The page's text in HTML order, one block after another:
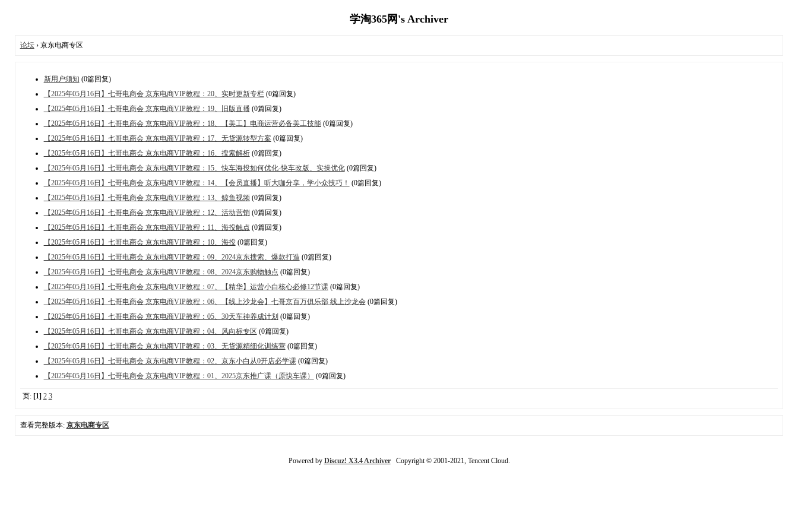
学淘365网's Archiver
论坛› 京东电商专区
新用户须知 (0篇回复)
【2025年05月16日】七哥电商会 京东电商VIP教程：20、实时更新专栏(0篇回复)
【2025年05月16日】七哥电商会 京东电商VIP教程：19、旧版直播(0篇回复)
【2025年05月16日】七哥电商会 京东电商VIP教程：18、【美工】电商运营必备美工技能(0篇回复)
【2025年05月16日】七哥电商会 京东电商VIP教程：17、无货源转型方案 (0篇回复)
【2025年05月16日】七哥电商会 京东电商VIP教程：16、搜索解析(0篇回复)
【2025年05月16日】七哥电商会 京东电商VIP教程：15、快车海投如何优化-快车改版、实操优化(0篇回复)
【2025年05月16日】七哥电商会 京东电商VIP教程：14、【会员直播】听大咖分享，学小众技巧！ (0篇回复)
【2025年05月16日】七哥电商会 京东电商VIP教程：13、鲸鱼视频(0篇回复)
【2025年05月16日】七哥电商会 京东电商VIP教程：12、活动营销(0篇回复)
【2025年05月16日】七哥电商会 京东电商VIP教程：11、海投触点 (0篇回复)
【2025年05月16日】七哥电商会 京东电商VIP教程：10、海投(0篇回复)
【2025年05月16日】七哥电商会 京东电商VIP教程：09、2024京东搜索、爆款打造 (0篇回复)
【2025年05月16日】七哥电商会 京东电商VIP教程：08、2024京东购物触点 (0篇回复)
【2025年05月16日】七哥电商会 京东电商VIP教程：07、【精华】运营小白核心必修12节课(0篇回复)
【2025年05月16日】七哥电商会 京东电商VIP教程：06、【线上沙龙会】七哥京百万俱乐部 线上沙龙会(0篇回复)
【2025年05月16日】七哥电商会 京东电商VIP教程：05、30天车神养成计划 (0篇回复)
【2025年05月16日】七哥电商会 京东电商VIP教程：04、风向标专区 (0篇回复)
【2025年05月16日】七哥电商会 京东电商VIP教程：03、无货源精细化训练营(0篇回复)
【2025年05月16日】七哥电商会 京东电商VIP教程：02、京东小白从0开店必学课(0篇回复)
【2025年05月16日】七哥电商会 京东电商VIP教程：01、2025京东推广课（原快车课）
(0篇回复)
页: [1] 2 3
查看完整版本: 京东电商专区
Powered by Discuz! X3.4 ArchiverCopyright © 2001-2021, Tencent Cloud.